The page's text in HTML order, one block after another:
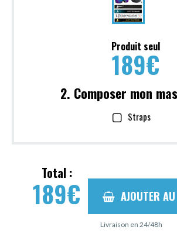
Produit seul
189€
2. Composer mon
Straps
Total :
189€ AJOUTER
Livraison en 24/48h